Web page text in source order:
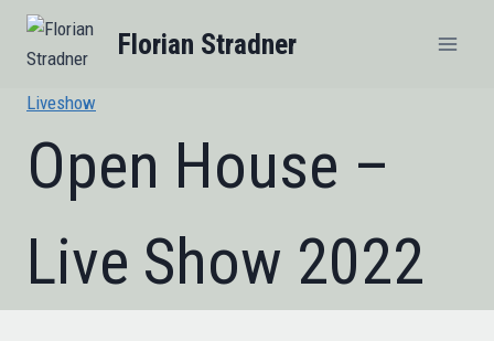
Zum
Florian Stradner
Liveshow
Open House –
Live Show 2022